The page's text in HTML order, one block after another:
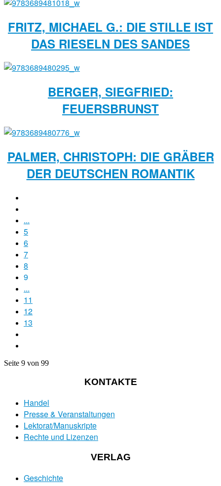
FRITZ, MICHAEL G.: DIE STILLE IST
DAS RIESELN DES SANDES
BERGER, SIEGFRIED:
FEUERSBRUNST
PALMER, CHRISTOPH: DIE GRÄBER
DER DEUTSCHEN ROMANTIK
...
5
6
7
8
9
...
11
12
13
Seite 9 von 99
KONTAKTE
Handel
Presse & Veranstaltungen
Lektorat/Manuskripte
Rechte und Lizenzen
VERLAG
Geschichte